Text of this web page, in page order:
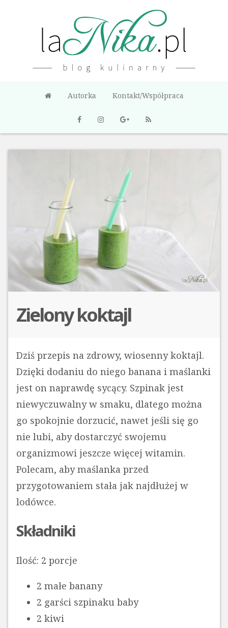
Autorka Kontakt/Współpraca
Zielony koktajl
Dziś przepis na zdrowy, wiosenny koktajl.
Dzięki dodaniu do niego banana i maślanki
jest on naprawdę sycący. Szpinak jest
niewyczuwalny w smaku, dlatego można
go spokojnie dorzucić, nawet jeśli się go
nie lubi, aby dostarczyć swojemu
organizmowi jeszcze więcej witamin.
Polecam, aby maślanka przed
przygotowaniem stała jak najdłużej w
lodówce.
Składniki
Ilość: 2 porcje
2 małe banany
2 garści szpinaku baby
2 kiwi